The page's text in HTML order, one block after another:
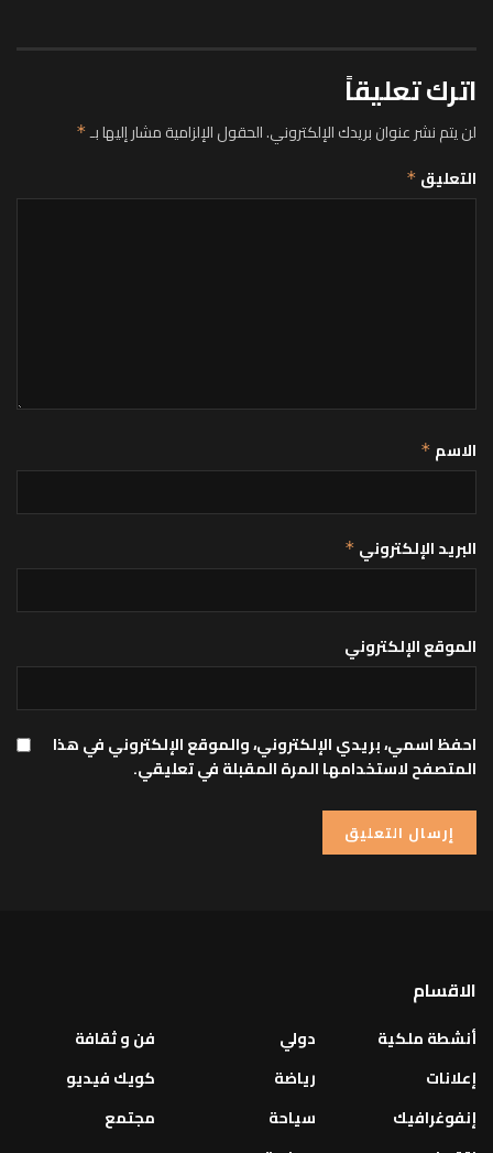
اترك تعليقاً
لن يتم نشر عنوان بريدك الإلكتروني.الحقول الإلزامية مشار إليها بـ*
التعليق *
الاسم *
البريد الإلكتروني *
الموقع الإلكتروني
احفظ اسمي، بريدي الإلكتروني، والموقع الإلكتروني في هذا
المتصفح لاستخدامها المرة المقبلة في تعليقي.
الاقسام
أنشطة ملكية
إعلانات
إنفوغرافيك
دولي
رياضة
سياحة
فن و ثقافة
كويك فيديو
مجتمع